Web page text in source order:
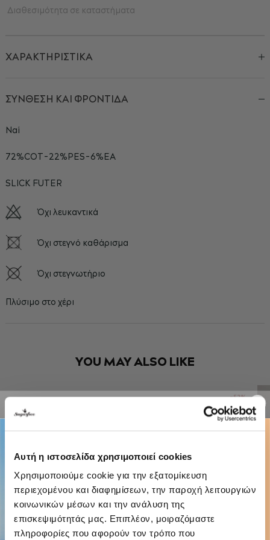
Αυτή η ιστοσελίδα χρησιμοποιεί cookies
Χρησιμοποιούμε cookie για την εξατομίκευση
περιεχομένου και διαφημίσεων, την παροχή λειτουργιών
κοινωνικών μέσων και την ανάλυση της
επισκεψιμότητάς μας. Επιπλέον, μοιραζόμαστε
πληροφορίες που αφορούν τον τρόπο που
Διαθεσιμότητα σε καταστήματα
ΧΑΡΑΚΤΗΡΙΣΤΙΚΑ
ΣΥΝΘΕΣΗ ΚΑΙ ΦΡΟΝΤΙΔΑ
Ναί
72%COT-22%PES-6%EA
SLICK FUTER
Όχι λευκαντικά
Όχι στεγνό καθάρισμα
Όχι στεγνωτήριο
Πλύσιμο στο χέρι
YOU MAY ALSO LIKE
-52%